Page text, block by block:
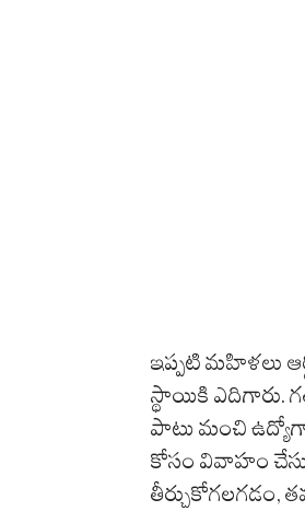
ఇప్పటి మహిళలు
స్థాయికి ఎదిగారు.
పాటు మంచి
కోసం వివాహం
తీర్చుకోగలగడం,